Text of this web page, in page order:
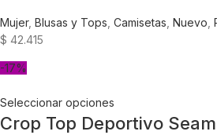
Mujer, Blusas y Tops Camisetas Nuevo
$ 42.415
-17%
Seleccionar opciones
Crop Top Deportivo